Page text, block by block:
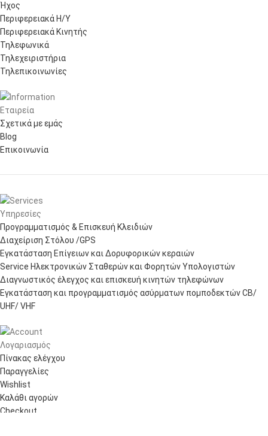
Ήχος
Περιφερειακά Η/Υ
Περιφερειακά Κινητής
Τηλεφωνικά
Τηλεχειριστήρια
Τηλεπικοινωνίες
Εταιρεία
Σχετικά με εμάς
Blog
Επικοινωνία
Υπηρεσίες
Προγραμματισμός & Επισκευή Κλειδιών
Διαχείριση Στόλου /GPS
Εγκατάσταση Επίγειων και Δορυφορικών κεραιών
Service Ηλεκτρονικών Σταθερών και Φορητών Υπολογιστών
Διαγνωστικός έλεγχος και επισκευή κινητών τηλεφώνων
Εγκατάσταση και προγραμματισμός ασύρματων πομποδεκτών CB/
UHF/ VHF
Λογαριασμός
Πίνακας ελέγχου
Παραγγελίες
Wishlist
Καλάθι αγορών
Checkout